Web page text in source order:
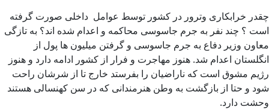
چقدر خرابکاری وترور در کشور توسط عوامل داخلی صورت گرفته
است ؟ چند نفر به جرم جاسوسی محاکمه و اعدام شده اند؟ به تازگی
معاون وزیر دفاع به جرم جاسوسی و گرفتن میلیون ها پول از
انگلستان اعدام شد. هنوز مهاجرت و فرار از کشور ادامه دارد و هنوز
رژیم مشوق است که ناراضیان را بفرستد خارج تا از شرشان راحت
شود و حتا از بازگشت به وطن هنرمندانی که در سن کهنسالی هستند
وحشت دارد.